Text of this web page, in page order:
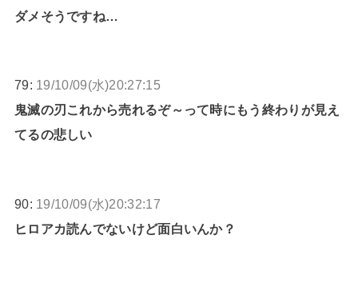
ダメそうですね…
79: 19/10/09(水)20:27:15
鬼滅の刃これから売れるぞ～って時にもう終わりが見え
てるの悲しい
90: 19/10/09(水)20:32:17
ヒロアカ読んでないけど面白いんか？